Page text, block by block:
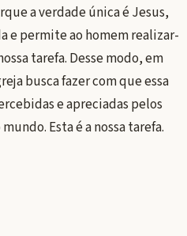
a verdade única é Jesus,
e permite ao homem realizar-
tarefa. Desse modo, em
busca fazer com que essa
e apreciadas pelos
Esta é a nossa tarefa.